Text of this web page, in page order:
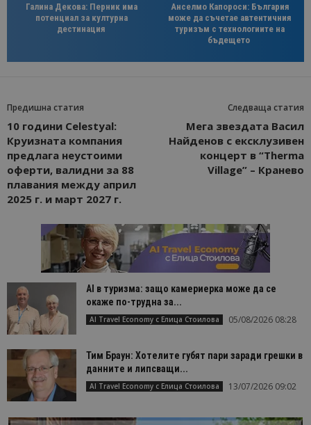
Галина Декова: Перник има
потенциал за културна
дестинация
Анселмо Капороси: България
може да съчетае автентичния
туризъм с технологиите на
бъдещето
Предишна статия
10 години Celestyal:
Круизната компания
предлага неустоими
оферти, валидни за 88
плавания между април
2025 г. и март 2027 г.
Следваща статия
Мега звездата Васил
Найденов с ексклузивен
концерт в “Therma
Village” – Кранево
AI в туризма: защо камериерка може да се
окаже по-трудна за...
AI Travel Economy с Елица Стоилова 05/08/2026 08:28
Тим Браун: Хотелите губят пари заради грешки в
данните и липсващи...
AI Travel Economy с Елица Стоилова 13/07/2026 09:02